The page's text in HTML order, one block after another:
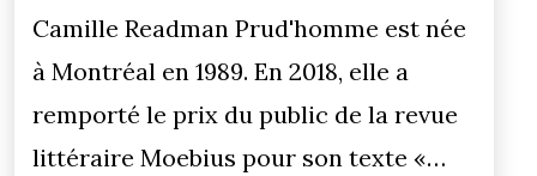
Camille Readman Prud'homme est née
à Montréal en 1989. En 2018, elle a
remporté le prix du public de la revue
littéraire Moebius pour son texte «…